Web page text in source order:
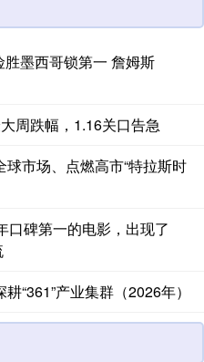
墨西哥锁第一 詹姆斯
周跌幅，1.16关口告急
市场、点燃高市“特拉斯时
口碑第一的电影，出现了
“361”产业集群（2026年）